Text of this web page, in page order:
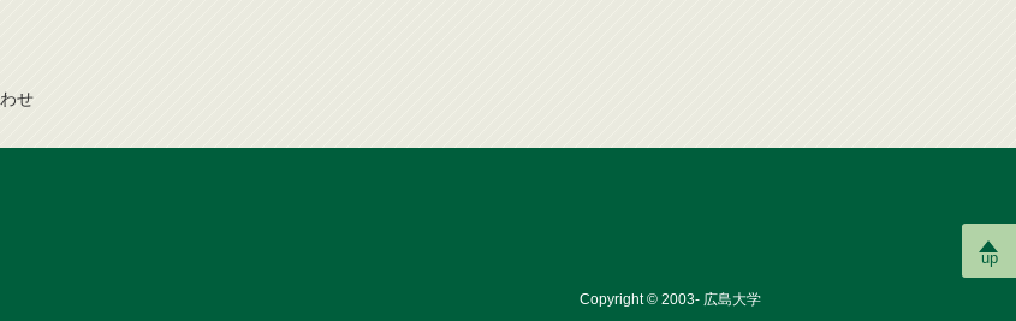
up
わせ
Copyright © 2003- 広島大学